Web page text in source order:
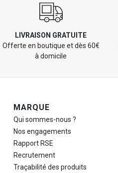
LIVRAISON GRATUITE
Offerte en boutique et dès 60€
à domicile
Navigation de pied de page
MARQUE
Qui sommes-nous ?
Nos engagements
Rapport RSE
Recrutement
Traçabilité des produits